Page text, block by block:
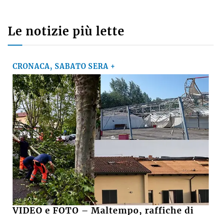
Le notizie più lette
CRONACA, SABATO SERA +
VIDEO e FOTO – Maltempo, raffiche di